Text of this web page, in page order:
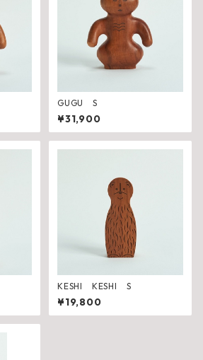
GUGU S
¥31,900
KESHI KESHI S
¥19,800